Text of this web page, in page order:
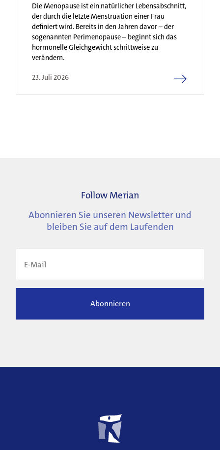
Die Menopause ist ein natürlicher Lebensabschnitt,
der durch die letzte Menstruation einer Frau
definiert wird. Bereits in den Jahren davor – der
sogenannten Perimenopause – beginnt sich das
hormonelle Gleichgewicht schrittweise zu
verändern.
23. Juli 2026
Follow Merian
Abonnieren Sie unseren Newsletter und
bleiben Sie auf dem Laufenden
Abonnieren